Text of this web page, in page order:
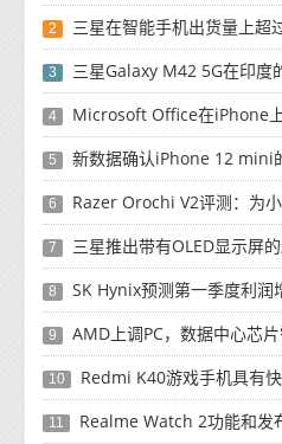
2 三星在智能手机出货量上超
3 三星Galaxy M42 5G在印度
4 Microsoft Office在iPhone
5 新数据确认iPhone 12 mini
6 Razer Orochi V2评测：为
7 三星推出带有OLED显示屏的超轻型Galaxy
8 SK Hynix预测第一季度利润增长
9 AMD上调PC，数据中心芯
10 Redmi K40游戏手机具有
11 Realme Watch 2功能和发